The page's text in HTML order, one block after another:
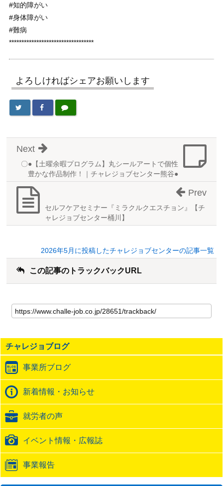
#知的障がい
#身体障がい
#難病
**********************************
よろしければシェアお願いします
〇●【土曜余暇プログラム】丸シールアートで個性
豊かな作品制作！｜チャレジョブセンター熊谷●
Next
セルフケアセミナー『ミラクルクエスチョン』【チ
ャレジョブセンター桶川】
Prev
2026年5月に投稿したチャレジョブセンターの記事一覧
この記事のトラックバックURL
の
記
の
ト
ラ
ッ
ク
バ
ッ
URL
チャレジョブログ
事業所ブログ
新着情報・お知らせ
就労者の声
イベント情報・広報誌
事業報告